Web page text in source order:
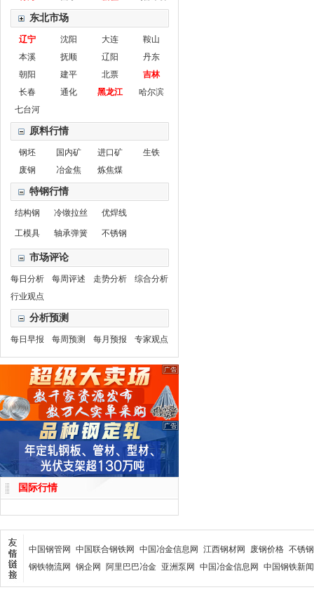
东北市场
辽宁 沈阳 大连
鞍山
本溪
抚顺 辽阳
丹东
朝阳
建平 北票
吉林
长春
通化 黑龙江
哈尔滨
七台河
原料行情
钢坯 国内矿 进口矿
生铁
废钢
冶金焦 炼焦煤
特钢行情
结构钢 冷镦拉丝 优焊线
工模具 轴承弹簧 不锈钢
市场评论
每日分析 每周评述 走势分析
综合分析
行业观点
分析预测
每日早报 每周预测 每月预报 专家观点
国际行情
中国钢管网 中国联合钢铁网 中国冶金信息网 江西钢材网 废钢价格 不锈钢
钢铁物流网
钢企网 阿里巴巴冶金 亚洲泵网 中国冶金信息网 中国钢铁新